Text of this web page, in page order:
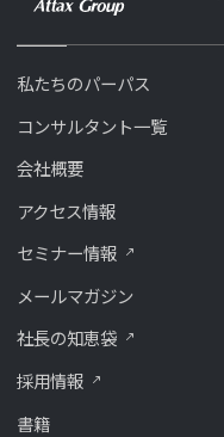
私たちのパーパス
コンサルタント一覧
会社概要
アクセス情報
セミナー情報
メールマガジン
社長の知恵袋
採用情報
書籍